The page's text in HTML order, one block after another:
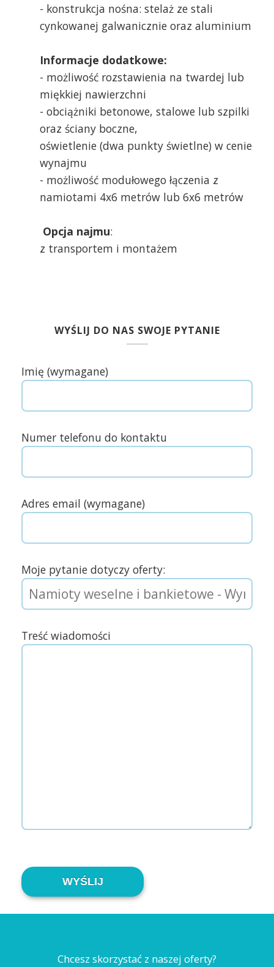
- konstrukcja nośna: stelaż ze stali
cynkowanej galwanicznie oraz aluminium
Informacje dodatkowe:
- możliwość rozstawienia na twardej lub
miękkiej nawierzchni
- obciążniki betonowe, stalowe lub szpilki
oraz ściany boczne,
oświetlenie (dwa punkty świetlne) w cenie
wynajmu
- możliwość modułowego łączenia z
namiotami 4x6 metrów lub 6x6 metrów
Opcja najmu:
z transportem i montażem
WYŚLIJ DO NAS SWOJE PYTANIE
Imię (wymagane)
Numer telefonu do kontaktu
Adres email (wymagane)
Moje pytanie dotyczy oferty:
Treść wiadomości
Chcesz skorzystać z naszej oferty?